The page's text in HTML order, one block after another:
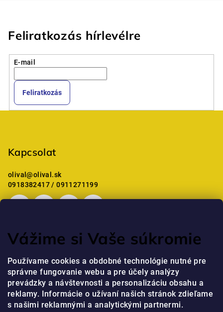
Vážime si Vaše súkromie
Používame cookies a obdobné technológie nutné pre
správne fungovanie webu a pre účely analýzy
prevádzky a návštevnosti a personalizáciu obsahu a
reklamy. Informácie o užívaní našich stránok zdieľame
s našimi reklamnými a analytickými partnermi.
Feliratkozás hírlevélre
E-mail
Feliratkozás
Kapcsolat
olival@olival.sk
0918382417 / 0911271199
A termék értékelése 5-ből 5 csillag.
| jaja